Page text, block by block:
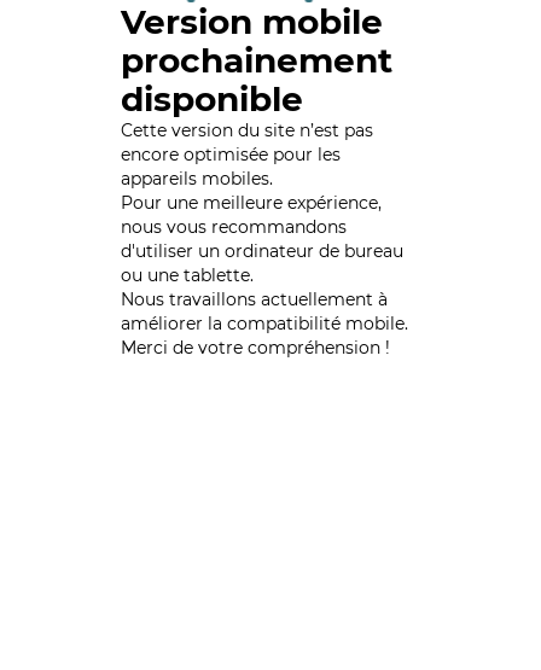
Version mobile
prochainement
disponible
Cette version du site n’est pas
encore optimisée pour les
appareils mobiles.
Pour une meilleure expérience,
nous vous recommandons
d'utiliser un ordinateur de bureau
ou une tablette.
Nous travaillons actuellement à
améliorer la compatibilité mobile.
Merci de votre compréhension !